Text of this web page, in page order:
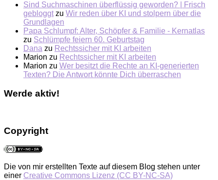
Sind Suchmaschinen überflüssig geworden? | Frisch
gebloggt zu Wir reden über KI und stolpern über die
Grundlagen
Papa Schlumpf: Alter, Schöpfer & Familie - Kernatlas
zu Schlümpfe feiern 60. Geburtstag
Dana zu Rechtssicher mit KI arbeiten
Marion zu Rechtssicher mit KI arbeiten
Marion zu Wer besitzt die Rechte an KI-generierten
Texten? Die Antwort könnte Dich überraschen
Werde aktiv!
Copyright
Die von mir erstellten Texte auf diesem Blog stehen unter
einer Creative Commons Lizenz (CC BY-NC-SA)